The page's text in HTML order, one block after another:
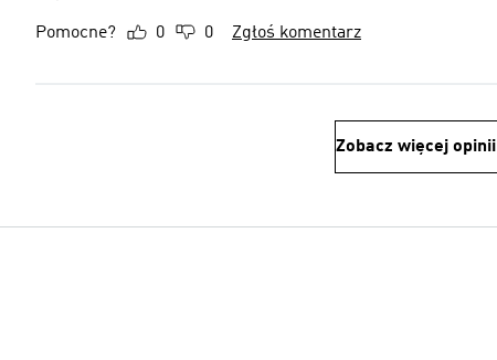
Pomocne? 0 0 Zgłoś komentarz
Zobacz więcej opinii